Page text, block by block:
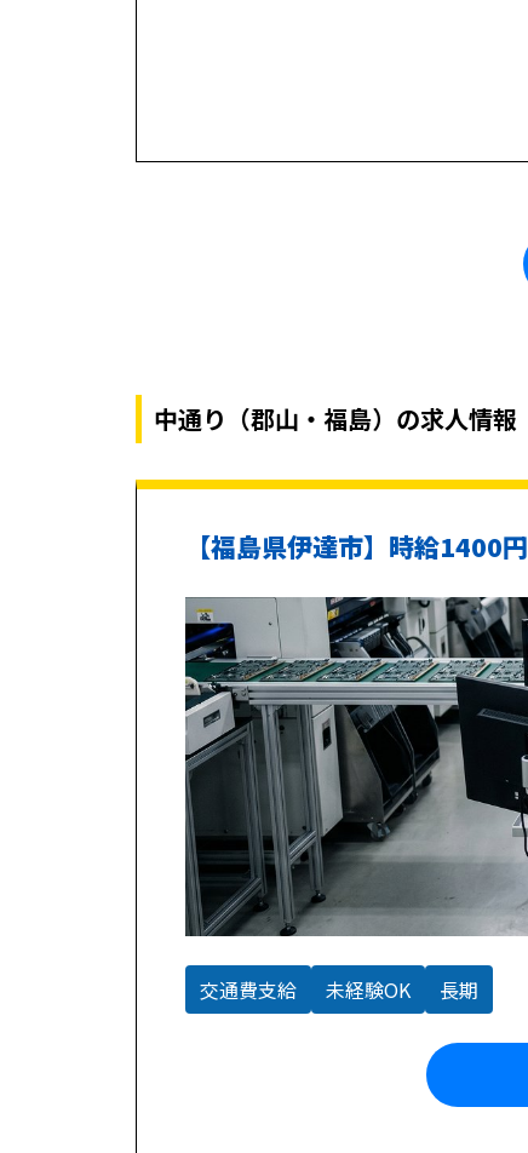
中通り（郡山・福島）の求人情報
【福島県伊達市】時給1400
交通費支給 未経験OK 長期